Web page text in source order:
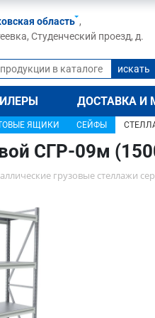
область ,
Студенческий проезд, д.
ДОСТАВКА И
ЯЩИКИ СЕЙФЫ
СГР-09м
грузовые стеллажи